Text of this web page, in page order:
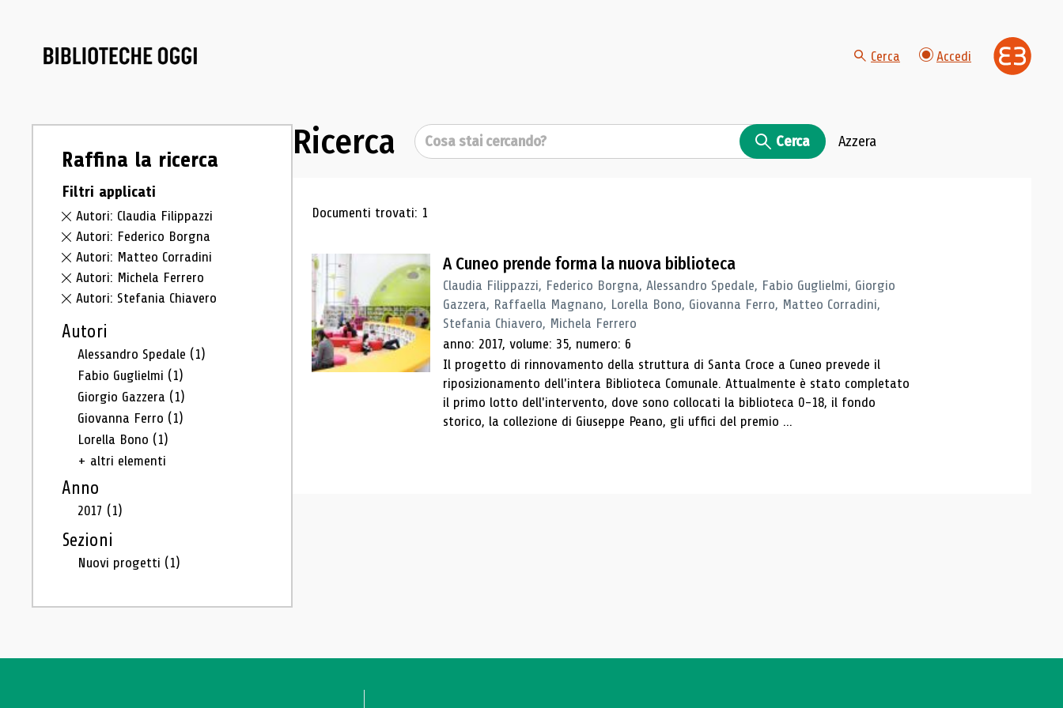
Cerca Accedi
Raffina la ricerca
Filtri applicati
Autori: Claudia Filippazzi
Autori: Federico Borgna
Autori: Matteo Corradini
Autori: Michela Ferrero
Autori: Stefania Chiavero
Autori
Alessandro Spedale (1)
Fabio Guglielmi (1)
Giorgio Gazzera (1)
Giovanna Ferro (1)
Lorella Bono (1)
+ altri elementi
Anno
2017 (1)
Sezioni
Nuovi progetti (1)
Ricerca Cerca Cerca Azzera
Risultati di ricerca
Documenti trovati: 1
A Cuneo prende forma la nuova biblioteca
Claudia Filippazzi, Federico Borgna, Alessandro Spedale, Fabio Guglielmi, Giorgio
Gazzera, Raffaella Magnano, Lorella Bono, Giovanna Ferro, Matteo Corradini,
Stefania Chiavero, Michela Ferrero
anno: 2017, volume: 35, numero: 6
Il progetto di rinnovamento della struttura di Santa Croce a Cuneo prevede il
riposizionamento dell'intera Biblioteca Comunale. Attualmente è stato completato
il primo lotto dell'intervento, dove sono collocati la biblioteca 0-18, il fondo
storico, la collezione di Giuseppe Peano, gli uffici del premio ...